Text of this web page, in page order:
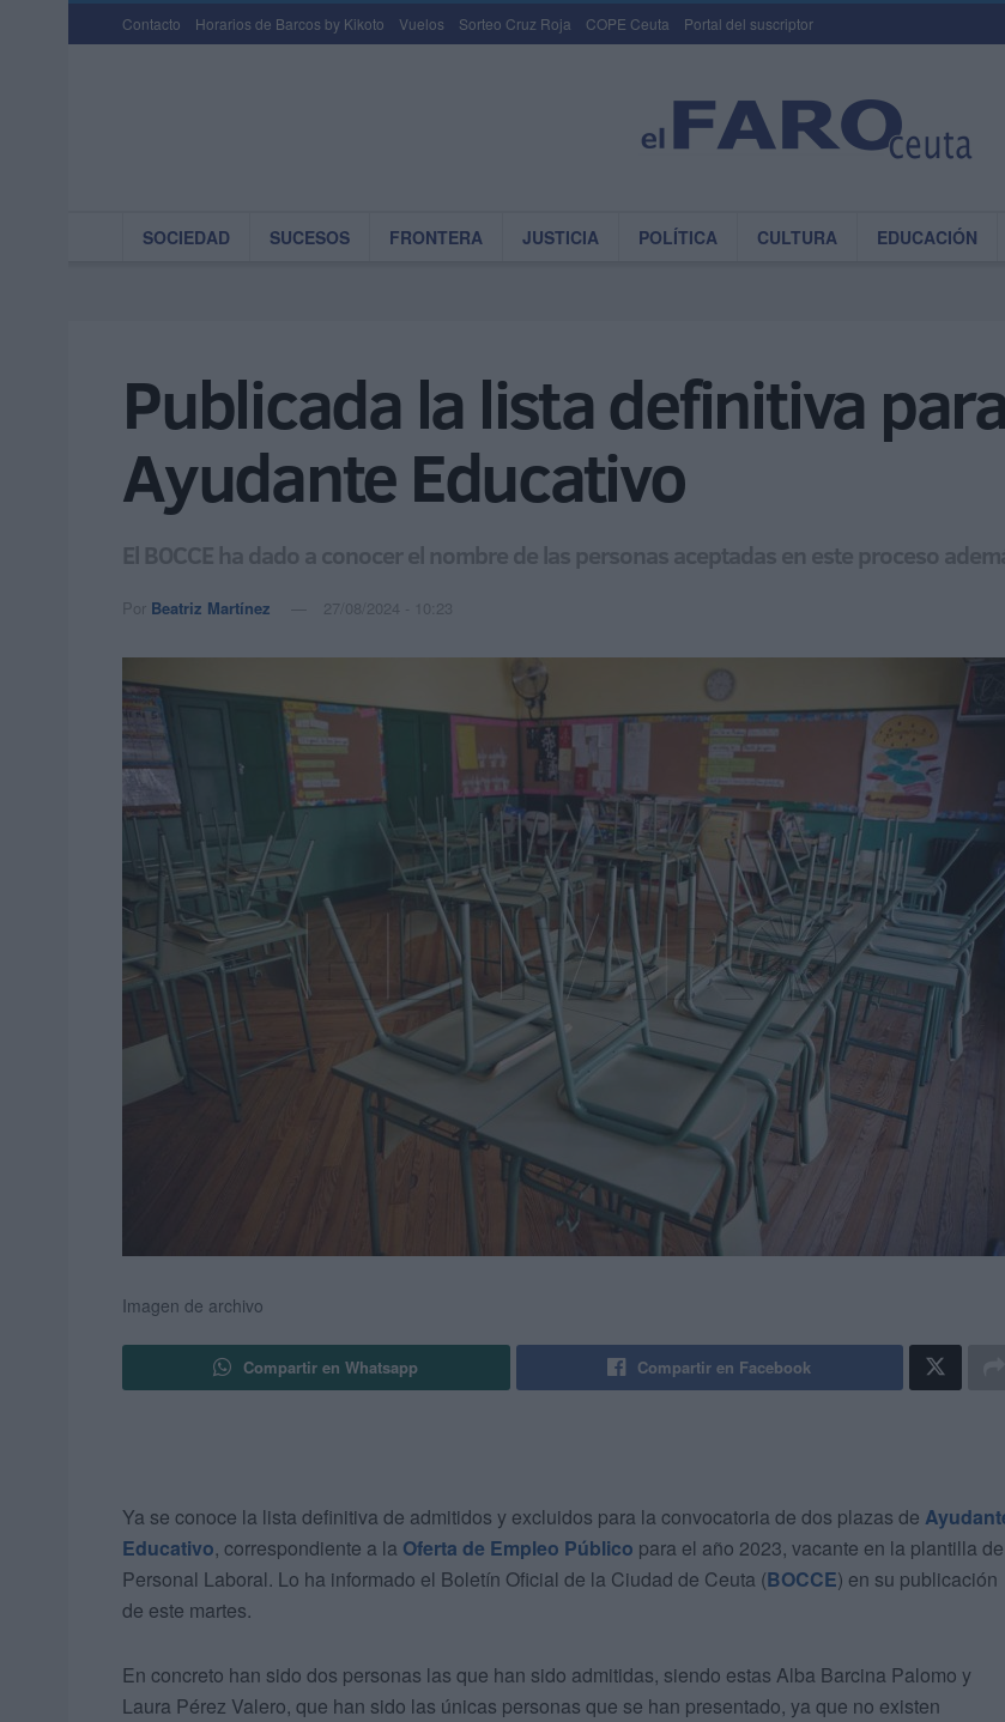
Contacto Horarios de Barcos by Kikoto Vuelos Sorteo Cruz Roja COPE Ceuta Portal del suscriptor
SOCIEDAD SUCESOS FRONTERA JUSTICIA POLÍTICA CULTURA EDUCACIÓN
Publicada la lista definitiva
Ayudante Educativo
El BOCCE ha dado a conocer el nombre de las personas aceptadas en este proceso
Por Beatriz Martínez 27/08/2024 - 10:23
Imagen de archivo
Compartir en Whatsapp Compartir en Facebook
Ya se conoce la lista definitiva de admitidos y excluidos para la convocatoria de dos plazas de
Educativo, correspondiente a la Oferta de Empleo Público para el año 2023, vacante en la plantilla de
Personal Laboral. Lo ha informado el Boletín Oficial de la Ciudad de Ceuta (BOCCE) en su publicación
de este martes.
En concreto han sido dos personas las que han sido admitidas, siendo estas Alba Barcina Palomo y
Laura Pérez Valero, que han sido las únicas personas que se han presentado, ya que no existen